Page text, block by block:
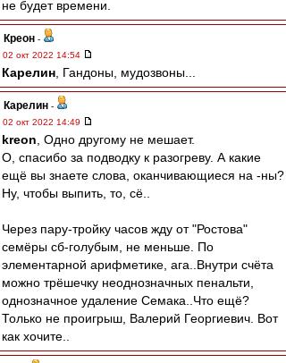
не будет времени.
Креон -
02 окт 2022 14:54
Карелин , Гандоны, мудозвоны...
Карелин -
02 окт 2022 14:49
kreon , Одно другому не мешает.
О, спасибо за подводку к разогреву. А какие
ещё вы знаете слова, оканчивающиеся на -ны?
Ну, чтобы выпить, то, сё..
Через пару-тройку часов жду от "Ростова"
семёры сб-голубым, не меньше. По
элементарной арифметике, ага..Внутри счёта
можно трёшечку неоднозначных пенальти,
однозначное удаление Семака..Что ещё?
Только не проигрыш, Валерий Георгиевич. Вот
как хочите..